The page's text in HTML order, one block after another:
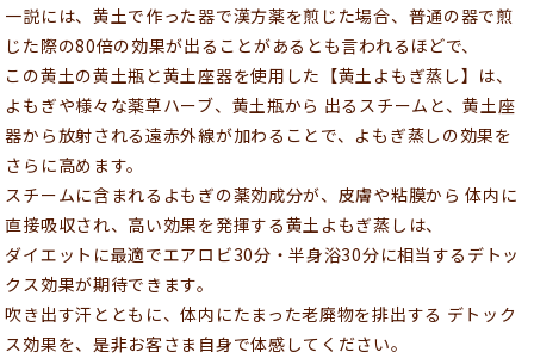
一説には、黄土で作った器で漢方薬を煎じた場合、普通の器で煎
じた際の80倍の効果が出ることがあるとも言われるほどで、
この黄土の黄土瓶と黄土座器を使用した【黄土よもぎ蒸し】は、
よもぎや様々な薬草ハーブ、黄土瓶から 出るスチームと、黄土座
器から放射される遠赤外線が加わることで、よもぎ蒸しの効果を
さらに高めます。
スチームに含まれるよもぎの薬効成分が、皮膚や粘膜から 体内に
直接吸収され、高い効果を発揮する黄土よもぎ蒸しは、
ダイエットに最適でエアロビ30分・半身浴30分に相当するデトッ
クス効果が期待できます。
吹き出す汗とともに、体内にたまった老廃物を排出する デトック
ス効果を、是非お客さま自身で体感してください。